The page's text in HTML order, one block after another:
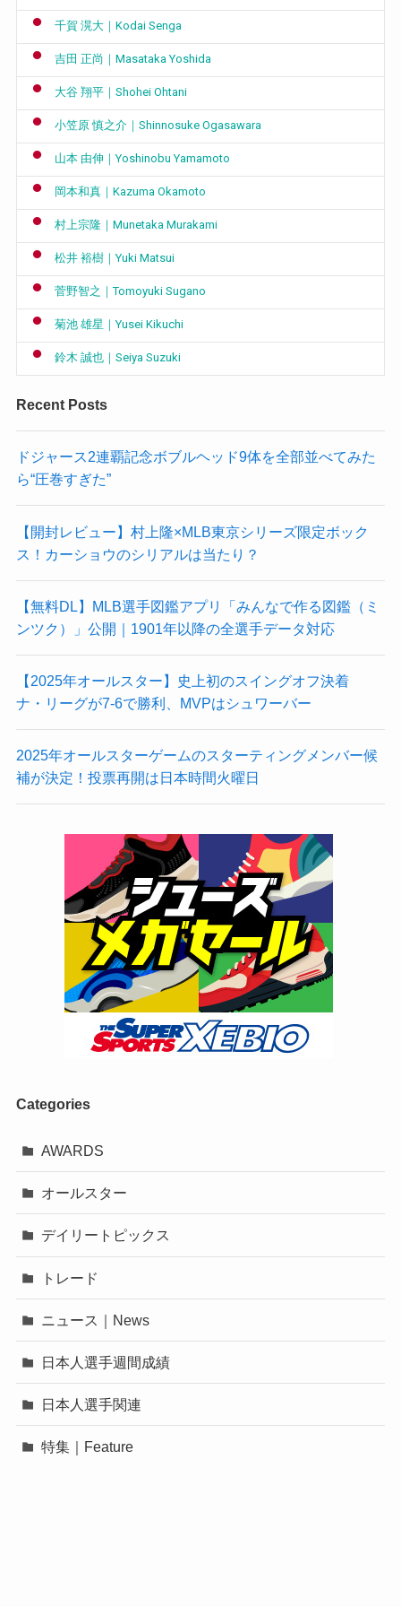
千賀 滉大｜Kodai Senga
吉田 正尚｜Masataka Yoshida
大谷 翔平｜Shohei Ohtani
小笠原 慎之介｜Shinnosuke Ogasawara
山本 由伸｜Yoshinobu Yamamoto
岡本和真｜Kazuma Okamoto
村上宗隆｜Munetaka Murakami
松井 裕樹｜Yuki Matsui
菅野智之｜Tomoyuki Sugano
菊池 雄星｜Yusei Kikuchi
鈴木 誠也｜Seiya Suzuki
Recent Posts
ドジャース2連覇記念ボブルヘッド9体を全部並べてみた
ら“圧巻すぎた”
【開封レビュー】村上隆×MLB東京シリーズ限定ボック
ス！カーショウのシリアルは当たり？
【無料DL】MLB選手図鑑アプリ「みんなで作る図鑑（ミ
ンツク）」公開｜1901年以降の全選手データ対応
【2025年オールスター】史上初のスイングオフ決着
ナ・リーグが7-6で勝利、MVPはシュワーバー
2025年オールスターゲームのスターティングメンバー候
補が決定！投票再開は日本時間火曜日
Categories
AWARDS
オールスター
デイリートピックス
トレード
ニュース｜News
日本人選手週間成績
日本人選手関連
特集｜Feature